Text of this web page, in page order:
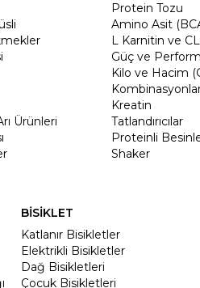
Ürünleri
Protein Tozu
Amino Asit
L Karnitin ve
Güç ve
Kilo ve Hacim
Kreatin
Tatlandırıcılar
Proteinli
Shaker
BİSİKLET
Katlanır Bisikletler
Elektrikli Bisikletler
Dağ Bisikletleri
Çocuk Bisikletleri